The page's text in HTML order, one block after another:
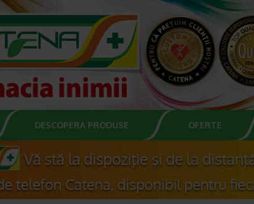
DESCOPERA PRODUSE OFERTE